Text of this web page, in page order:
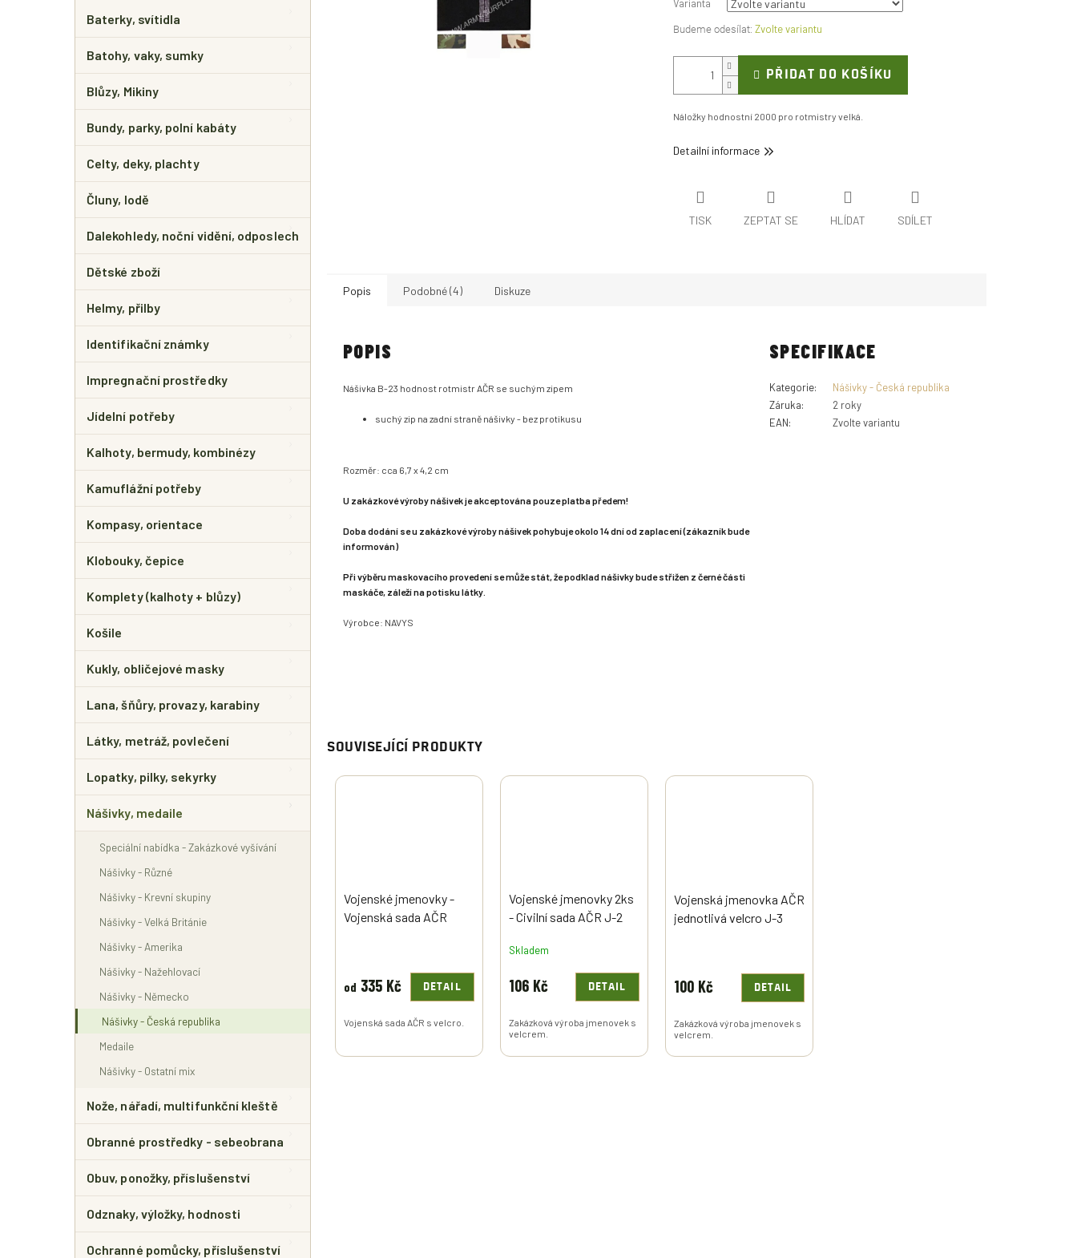
Baterky, svítidla
Batohy, vaky, sumky
Blůzy, Mikiny
Bundy, parky, polní kabáty
Celty, deky, plachty
Čluny, lodě
Dalekohledy, noční vidění, odposlech
Dětské zboží
Helmy, přilby
Identifikační známky
Impregnační prostředky
Jídelní potřeby
Kalhoty, bermudy, kombinézy
Kamuflážní potřeby
Kompasy, orientace
Klobouky, čepice
Komplety (kalhoty + blůzy)
Košile
Kukly, obličejové masky
Lana, šňůry, provazy, karabiny
Látky, metráž, povlečení
Lopatky, pilky, sekyrky
Nášivky, medaile
Speciální nabídka - Zakázkové vyšívání
Nášivky - Různé
Nášivky - Krevní skupiny
Nášivky - Velká Británie
Nášivky - Amerika
Nášivky - Nažehlovací
Nášivky - Německo
Nášivky - Česká republika
Medaile
Nášivky - Ostatní mix
Nože, nářadí, multifunkční kleště
Obranné prostředky - sebeobrana
Obuv, ponožky, příslušenství
Odznaky, výložky, hodnosti
Ochranné pomůcky, příslušenství
Varianta
Zvolte variantu
PŘIDAT DO KOŠÍKU
Náložky hodnostní 2000 pro rotmistry velká.
Detailní informace
TISK ZEPTAT SE HLÍDAT SDÍLET
SOUVISEJÍCÍ PRODUKTY
Vojenské jmenovky -
Vojenská sada AČR
od 335 Kč DETAIL
Vojenská sada AČR s velcro.
Vojenské jmenovky 2ks
- Civilní sada AČR J-2
Skladem
106 Kč DETAIL
Zakázková výroba jmenovek s
velcrem.
Vojenská jmenovka AČR
jednotlivá velcro J-3
100 Kč DETAIL
Zakázková výroba jmenovek s
velcrem.
Popis Podobné (4) Diskuze
POPIS
Nášivka B-23 hodnost rotmistr AČR se suchým zipem
suchý zip na zadní straně nášivky - bez protikusu
Rozměr: cca 6,7 x 4,2 cm
U zakázkové výroby nášivek je akceptována pouze platba předem!
Doba dodání se u zakázkové výroby nášivek pohybuje okolo 14 dní od zaplacení (zákazník bude
informován)
Při výběru maskovacího provedení se může stát, že podklad nášivky bude střižen z černé části
maskáče, záleží na potisku látky.
Výrobce: NAVYS
SPECIFIKACE
Kategorie:
Nášivky - Česká republika
Záruka:
2 roky
EAN: Zvolte variantu